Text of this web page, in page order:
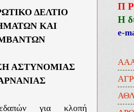
ΔΕΛΤΙΟ
ΚΑΙ
ΑΣΤΥΝΟΜΙΑΣ
για κλοπή
Π
Η
e-